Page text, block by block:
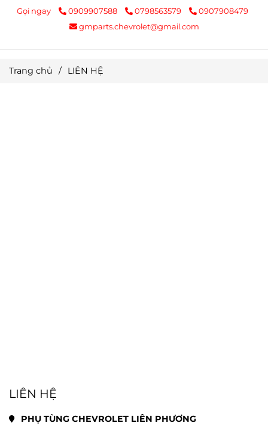
Gọi ngay 0909907588 0798563579
0907908479
gmparts.chevrolet@gmail.com
Trang chủ / LIÊN HỆ
LIÊN HỆ
PHỤ TÙNG CHEVROLET LIÊN PHƯƠNG